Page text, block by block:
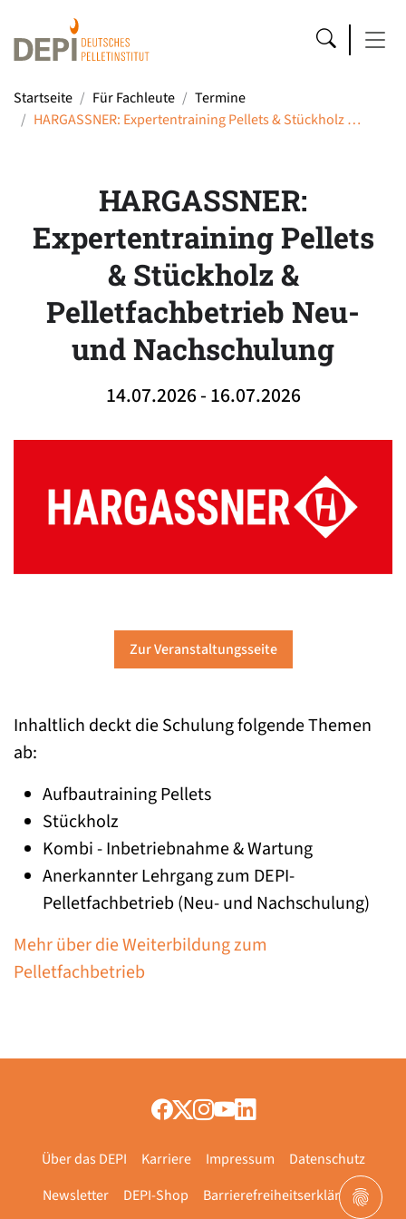
Startseite Für Fachleute
Termine
HARGASSNER: Expertentraining Pellets & Stückholz …
HARGASSNER:
Expertentraining Pellets
& Stückholz &
Pelletfachbetrieb Neu-
und Nachschulung
14.07.2026 - 16.07.2026
Zur Veranstaltungsseite
Inhaltlich deckt die Schulung folgende Themen
ab:
Aufbautraining Pellets
Stückholz
Kombi - Inbetriebnahme & Wartung
Anerkannter Lehrgang zum DEPI-
Pelletfachbetrieb (Neu- und Nachschulung)
Mehr über die Weiterbildung zum
Pelletfachbetrieb
Über das DEPI Karriere Impressum
Datenschutz
Newsletter
DEPI-Shop Barrierefreiheitserklärung